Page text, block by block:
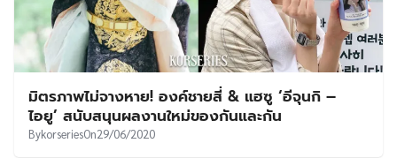
มิตรภาพไม่จางหาย! องค์ชายสี่ & แฮซู ‘อีจุนกิ –
ไอยู’ สนับสนุนผลงานใหม่ของกันและกัน
BykorseriesOn29/06/2020